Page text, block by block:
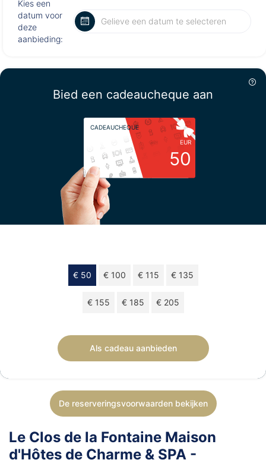
Kies een
datum voor
deze
aanbieding:
Bied een cadeaucheque aan
CADEAUCHEQUE
EUR
50
€ 50 € 100 € 115 € 135
€ 155 € 185 € 205
Als cadeau aanbieden
De reserveringsvoorwaarden bekijken
Le Clos de la Fontaine Maison
d'Hôtes de Charme & SPA -